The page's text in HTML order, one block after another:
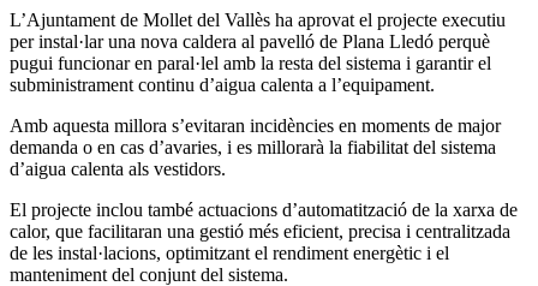
L’Ajuntament de Mollet del Vallès ha aprovat el projecte executiu
per instal·lar una nova caldera al pavelló de Plana Lledó perquè
pugui funcionar en paral·lel amb la resta del sistema i garantir el
subministrament continu d’aigua calenta a l’equipament.
Amb aquesta millora s’evitaran incidències en moments de major
demanda o en cas d’avaries, i es millorarà la fiabilitat del sistema
d’aigua calenta als vestidors.
El projecte inclou també actuacions d’automatització de la xarxa de
calor, que facilitaran una gestió més eficient, precisa i centralitzada
de les instal·lacions, optimitzant el rendiment energètic i el
manteniment del conjunt del sistema.